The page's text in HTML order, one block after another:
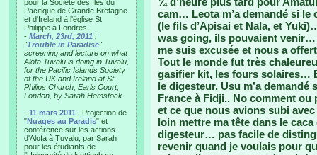
pour la Société des Iles du
Pacifique de Grande Bretagne
et d'Ireland à l'église St
Philippe à Londres.
- March, 23rd, 2011 :
"Trouble in Paradise"
screening and lecture on what
Alofa Tuvalu is doing in Tuvalu,
for the Pacific Islands Society
of the UK and Ireland at St
Philips Church, Earls Court,
London, by Sarah Hemstock
- 11 mars 2011 : Projection de
"Nuages au Paradis" et
conférence sur les actions
d'Alofa à Tuvalu, par Sarah
pour les étudiants de
cam… Leota m’a demandé si le
(le fils d’Apisai et Nala, et
was going, ils pouvaient venir…
me suis excusée et nous a
Tout le monde fut très
gasifier kit, les fours solaires…
le digesteur, Usu m’a demandé
France à Fidji.. No comment
et ce que nous avions subi
loin mettre ma tête dans le
digesteur… pas facile de
revenir quand je voulais pour